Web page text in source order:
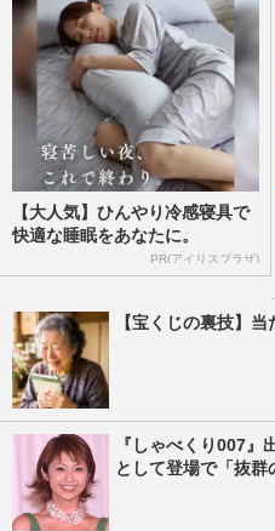
【大人気】ひんやり冷感寝具で
快適な睡眠をあなたに。
PR(アイリスプラザ)
【宝くじの裏技】
『しゃべくり007』
として登場で「抜群